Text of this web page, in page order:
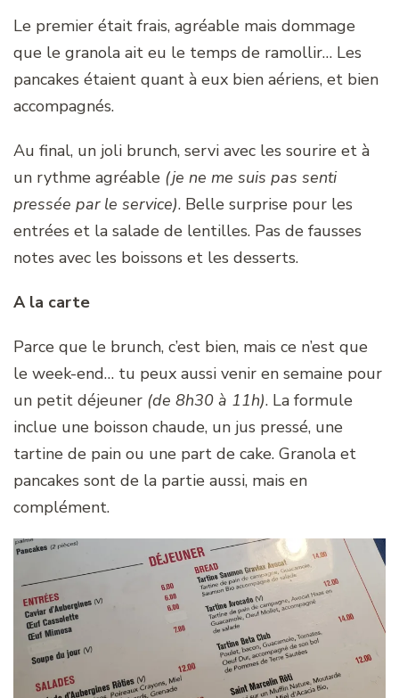
Le premier était frais, agréable mais dommage
que le granola ait eu le temps de ramollir… Les
pancakes étaient quant à eux bien aériens, et bien
accompagnés.
Au final, un joli brunch, servi avec les sourire et à
un rythme agréable (je ne me suis pas senti
pressée par le service). Belle surprise pour les
entrées et la salade de lentilles. Pas de fausses
notes avec les boissons et les desserts.
A la carte
Parce que le brunch, c’est bien, mais ce n’est que
le week-end… tu peux aussi venir en semaine pour
un petit déjeuner (de 8h30 à 11h). La formule
inclue une boisson chaude, un jus pressé, une
tartine de pain ou une part de cake. Granola et
pancakes sont de la partie aussi, mais en
complément.